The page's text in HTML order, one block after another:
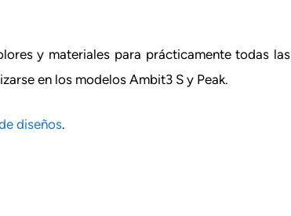
y materiales para prácticamente todas las
en los modelos Ambit3 S y Peak.
diseños.